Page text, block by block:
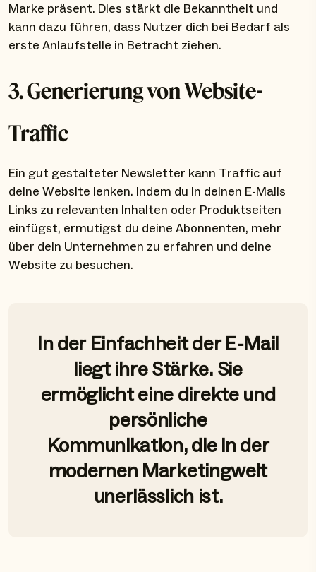
Marke präsent. Dies stärkt die Bekanntheit und
kann dazu führen, dass Nutzer dich bei Bedarf als
erste Anlaufstelle in Betracht ziehen.
3. Generierung von Website-
Traffic
Ein gut gestalteter Newsletter kann Traffic auf
deine Website lenken. Indem du in deinen E-Mails
Links zu relevanten Inhalten oder Produktseiten
einfügst, ermutigst du deine Abonnenten, mehr
über dein Unternehmen zu erfahren und deine
Website zu besuchen.
In der Einfachheit der E-Mail
liegt ihre Stärke. Sie
ermöglicht eine direkte und
persönliche
Kommunikation, die in der
modernen Marketingwelt
unerlässlich ist.